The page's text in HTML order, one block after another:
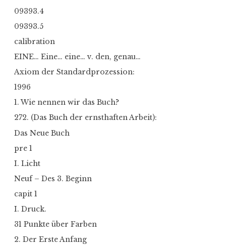
09393.4
09393.5
calibration
EINE… Eine… eine… v. den, genau…
Axiom der Standardprozession:
1996
1. Wie nennen wir das Buch?
272. (Das Buch der ernsthaften Arbeit):
Das Neue Buch
pre 1
I. Licht
Neuf – Des 3. Beginn
capit 1
I. Druck.
31 Punkte über Farben
2. Der Erste Anfang